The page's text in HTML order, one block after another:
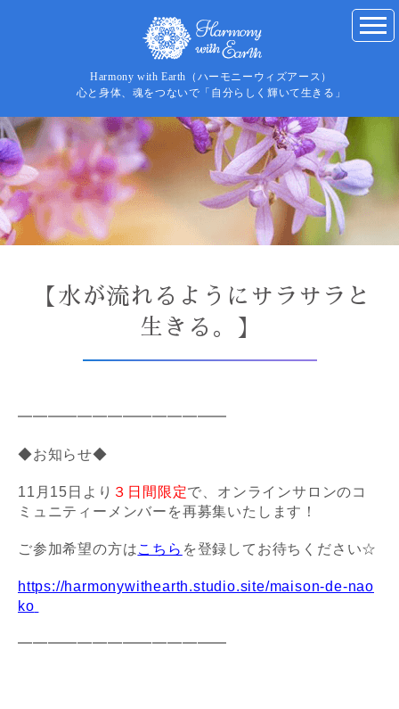
Harmony with Earth（ハーモニーウィズアース）
心と身体、魂をつないで「自分らしく輝いて生きる」
【水が流れるようにサラサラと
生きる。】
━━━━━━━━━━━━━━
◆お知らせ◆
11月15日より ３日間限定で、 オンラインサロンのコ
ミュニティーメンバーを再募集いたします！
ご参加希望の方はこちら を登録してお待ちください☆
https://harmonywithearth.studio.site/maison-de-nao
ko
━━━━━━━━━━━━━━